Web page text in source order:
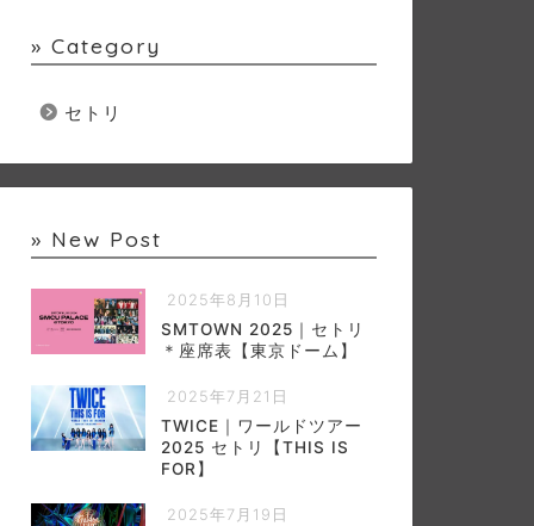
» Category
セトリ
» New Post
2025年8月10日
SMTOWN 2025｜セトリ
＊座席表【東京ドーム】
2025年7月21日
TWICE｜ワールドツアー
2025 セトリ【THIS IS
FOR】
2025年7月19日